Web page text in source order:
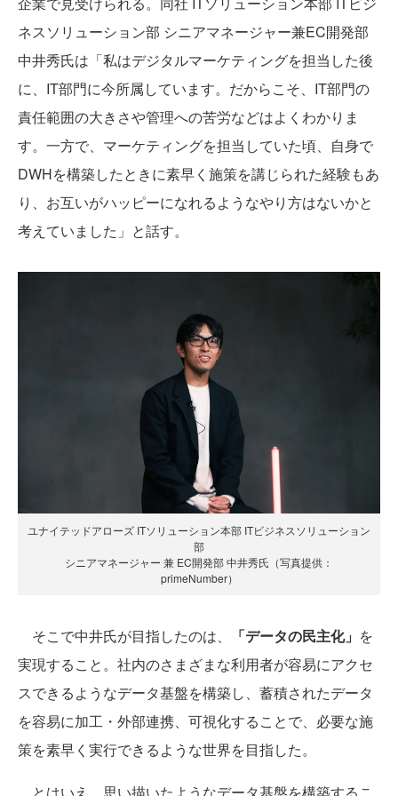
ネスソリューション部 シニアマネージャー兼EC開発部
中井秀氏は「私はデジタルマーケティングを担当した後
に、IT部門に今所属しています。だからこそ、IT部門の
責任範囲の大きさや管理への苦労などはよくわかりま
す。一方で、マーケティングを担当していた頃、自身で
DWHを構築したときに素早く施策を講じられた経験もあ
り、お互いがハッピーになれるようなやり方はないかと
考えていました」と話す。
ユナイテッドアローズ ITソリューション本部 ITビジネスソリューション
部
シニアマネージャー 兼 EC開発部 中井秀氏（写真提供：
primeNumber）
そこで中井氏が目指したのは、 「データの民主化」 を
実現すること。社内のさまざまな利用者が容易にアクセ
スできるようなデータ基盤を構築し、蓄積されたデータ
を容易に加工・外部連携、可視化することで、必要な施
策を素早く実行できるような世界を目指した。